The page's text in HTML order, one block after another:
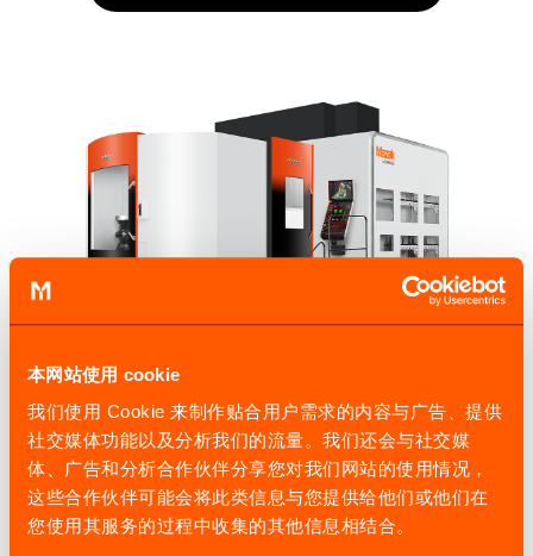
本网站使用 cookie
我们使用 Cookie 来制作贴合用户需求的内容与广告、提供
社交媒体功能以及分析我们的流量。我们还会与社交媒
体、广告和分析合作伙伴分享您对我们网站的使用情况，
这些合作伙伴可能会将此类信息与您提供给他们或他们在
您使用其服务的过程中收集的其他信息相结合。
INTEGREX e-V 系列
5 轴联动立式复合加工中心
从车削和多面加工到 5 轴加工的工艺集成，可在一台机床